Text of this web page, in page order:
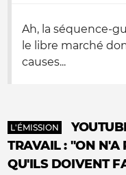
Ah, la séquence-
le libre marché
causes...
L'ÉMISSION
TRAVAIL : "ON N'A
QU'ILS DOIVENT